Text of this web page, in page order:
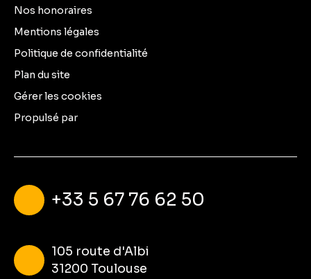
Nos honoraires
Mentions légales
Politique de confidentialité
Plan du site
Gérer les cookies
Propulsé par
+33 5 67 76 62 50
105 route d'Albi
31200 Toulouse